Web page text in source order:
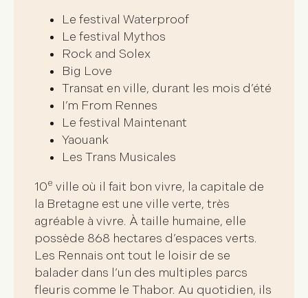
Le festival Waterproof
Le festival Mythos
Rock and Solex
Big Love
Transat en ville, durant les mois d’été
I’m From Rennes
Le festival Maintenant
Yaouank
Les Trans Musicales
10e ville où il fait bon vivre, la capitale de
la Bretagne est une ville verte, très
agréable à vivre. À taille humaine, elle
possède 868 hectares d’espaces verts.
Les Rennais ont tout le loisir de se
balader dans l’un des multiples parcs
fleuris comme le Thabor. Au quotidien, ils